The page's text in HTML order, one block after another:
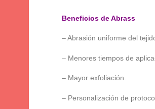
Beneficios de Abrass
– Abrasión uniforme del
– Menores tiempos de
– Mayor exfoliación.
– Personalización de